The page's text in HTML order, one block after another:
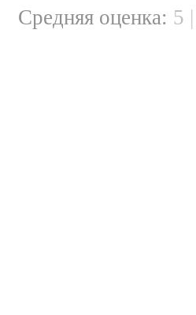
Cредняя оценка: 5 |